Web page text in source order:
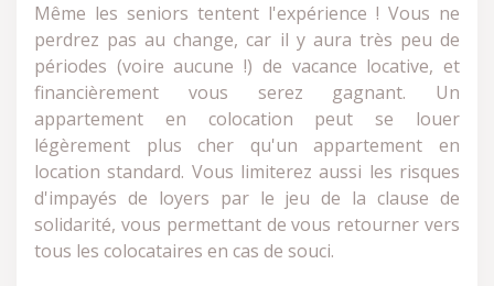
Même les seniors tentent l'expérience ! Vous ne
perdrez pas au change, car il y aura très peu de
périodes (voire aucune !) de vacance locative, et
financièrement vous serez gagnant. Un
appartement en colocation peut se louer
légèrement plus cher qu'un appartement en
location standard. Vous limiterez aussi les risques
d'impayés de loyers par le jeu de la clause de
solidarité, vous permettant de vous retourner vers
tous les colocataires en cas de souci.